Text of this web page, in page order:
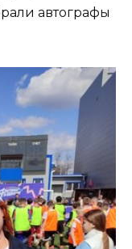
автографы